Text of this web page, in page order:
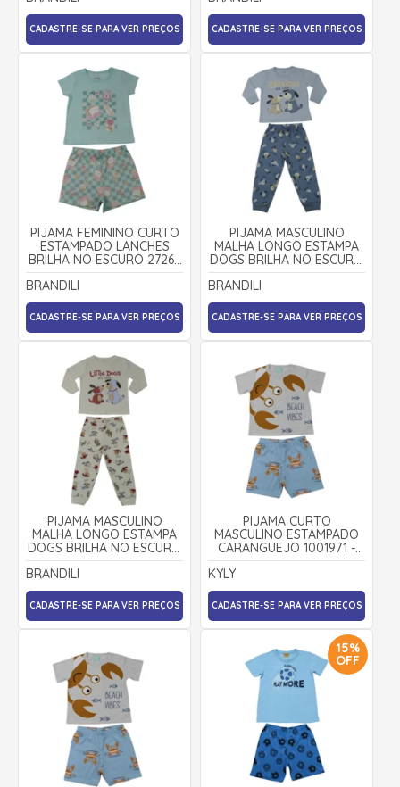
CADASTRE-SE PARA VER PREÇOS CADASTRE-SE PARA VER PREÇOS
PIJAMA FEMININO CURTO
ESTAMPADO LANCHES
BRILHA NO ESCURO 27267
- BRANDILI
BRANDILI
CADASTRE-SE PARA VER PREÇOS
PIJAMA MASCULINO
MALHA LONGO ESTAMPA
DOGS BRILHA NO ESCURO
-27262- BRANDILI
BRANDILI
CADASTRE-SE PARA VER PREÇOS
PIJAMA MASCULINO
MALHA LONGO ESTAMPA
DOGS BRILHA NO ESCURO
27262- BRANDILI
BRANDILI
CADASTRE-SE PARA VER PREÇOS
PIJAMA CURTO
MASCULINO ESTAMPADO
CARANGUEJO 1001971 -
KYLY
KYLY
CADASTRE-SE PARA VER PREÇOS
15%
OFF